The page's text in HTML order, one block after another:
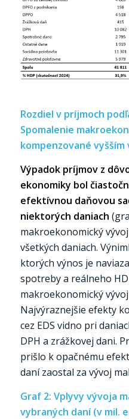
Rozdiel v príjmoch
Spomalenie
kompenzované
Výpadok príjmov z
ekonomiky bol
efektívnou daňovou
niektorých daniach
makroekonomický
všetkých daniach.
ktorých výnos je
spotreby a reálneho
makroekonomický
Najvýraznejšie efekty
cez EDS vidno pri
DPH a zrážkovej dani.
prišlo k opačnému
daní zaostal za vývoj
Graf 2: Vplyvy vývoja
vybraných daní (v mil.